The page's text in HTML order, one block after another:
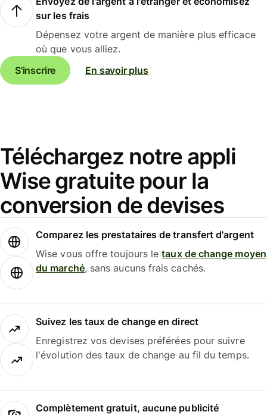
sur les frais
Dépensez votre argent de manière plus efficace
où que vous alliez.
S'inscrire
En savoir plus
Téléchargez notre appli
Wise gratuite pour la
conversion de devises
Comparez les prestataires de transfert d'argent
Wise vous offre toujours letaux de change moyen
du marché, sans aucuns frais cachés.
Suivez les taux de change en direct
Enregistrez vos devises préférées pour suivre
l'évolution des taux de change au fil du temps.
Complètement gratuit, aucune publicité